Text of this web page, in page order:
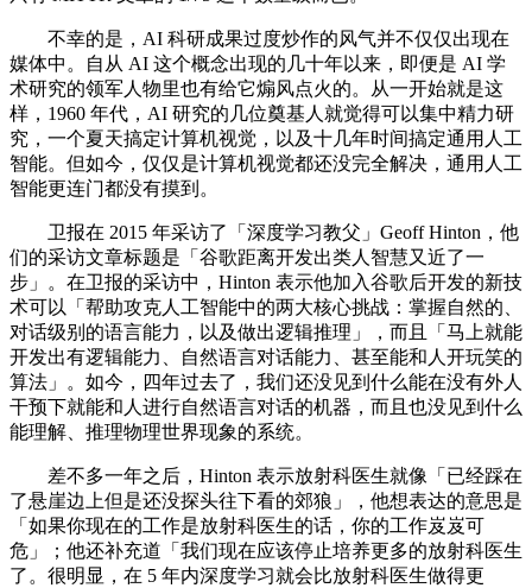
不幸的是，AI 科研成果过度炒作的风气并不仅仅出现在
媒体中。自从 AI 这个概念出现的几十年以来，即便是 AI 学
术研究的领军人物里也有给它煽风点火的。从一开始就是这
样，1960 年代，AI 研究的几位奠基人就觉得可以集中精力研
究，一个夏天搞定计算机视觉，以及十几年时间搞定通用人工
智能。但如今，仅仅是计算机视觉都还没完全解决，通用人工
智能更连门都没有摸到。
卫报在 2015 年采访了「深度学习教父」Geoff Hinton，他
们的采访文章标题是「谷歌距离开发出类人智慧又近了一
步」。在卫报的采访中，Hinton 表示他加入谷歌后开发的新技
术可以「帮助攻克人工智能中的两大核心挑战：掌握自然的、
对话级别的语言能力，以及做出逻辑推理」，而且「马上就能
开发出有逻辑能力、自然语言对话能力、甚至能和人开玩笑的
算法」。如今，四年过去了，我们还没见到什么能在没有外人
干预下就能和人进行自然语言对话的机器，而且也没见到什么
能理解、推理物理世界现象的系统。
差不多一年之后，Hinton 表示放射科医生就像「已经踩在
了悬崖边上但是还没探头往下看的郊狼」，他想表达的意思是
「如果你现在的工作是放射科医生的话，你的工作岌岌可
危」；他还补充道「我们现在应该停止培养更多的放射科医生
了。很明显，在 5 年内深度学习就会比放射科医生做得更